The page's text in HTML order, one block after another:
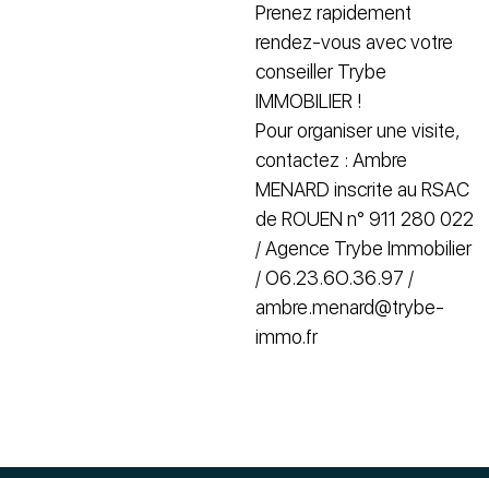
Prenez rapidement
rendez-vous avec votre
conseiller Trybe
IMMOBILIER !
Pour organiser une visite,
contactez : Ambre
MENARD inscrite au RSAC
de ROUEN n° 911 280 022
/ Agence Trybe Immobilier
/ O6.23.6O.36.97 /
ambre.menard@trybe-
immo.fr